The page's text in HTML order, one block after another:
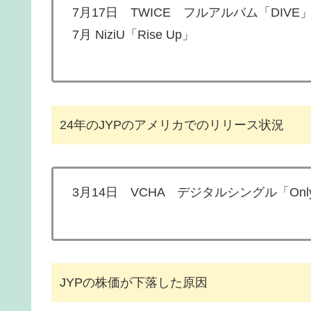
7月17日 TWICE フルアルバム「DIVE」
7月 NiziU「Rise Up」
24年のJYPのアメリカでのリリース状況
3月14日 VCHA デジタルシングル「Only
JYPの株価が下落した原因